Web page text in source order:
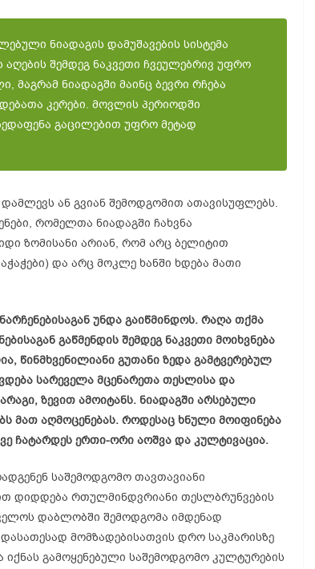
ნიადაგის დამუშავების სისტემა
შემდეგ ნაკვეთი ჩვეულებრივ უფრო
მაგრამ ნიადაგში მაინც ბევრი რჩება
კერები. მოვლის პერიოდში
გაცილებით უფრო მეტად
ან გვიან შემოდგომით ათავისუფლებს.
რომელთა ნიადაგში ჩახვნა
ზომისანი არიან, რომ არც ბელიტით
და არც მოკლე ხანში ხდება მათი
უნდა გაიწმინდოს. რაღა თქმა
გაწმენდის შემდეგ ნაკვეთი მოიხვნება
წინმხვენილიანი გუთანი ზედა გამტვერებულ
სარეველა მცენარეთა თესლისა და
ზევით ამოიტანს. ნიადაგში არსებული
მათ აღმოცენებას. როდესაც ხნული მოიფინება
ჩატარდეს ერთი-ორი აოშვა და კულტივაცია.
საშემოდგომო თავთავიანი
დიდდება რთულმინდვრიანი თესლბრუნვების
დაბლობში შემოდგომა იმდენად
მომზადებისათვის დრო საკმარისზე
იქნას გამოყენებული საშემოდგომო კულტურების